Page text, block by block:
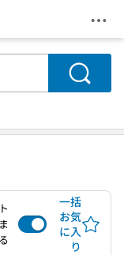
メ
検索
一括
お気
に入
り